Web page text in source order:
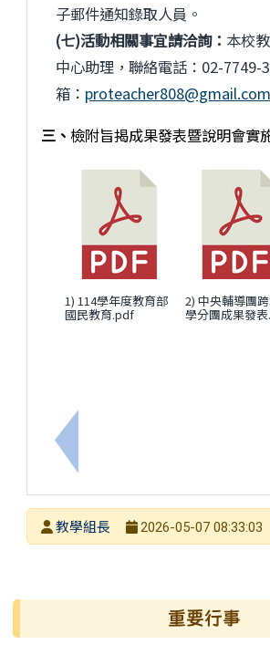
上一筆：轉知：國立高雄師範
子郵件通知錄取人員。
(七)活動相關事宜請洽詢： 本校
中心助理，聯絡電話：02-7749-
箱： proteacher808@gmail.com
三、 檢附旨揭成果發表暨說明會實
1) 114學年度教育部
國民教育.pdf
2) 中央輔導團
學分團成果發
發布者
教學組長
2026-05-07 08:33:03
左邊區域內容 重要行事